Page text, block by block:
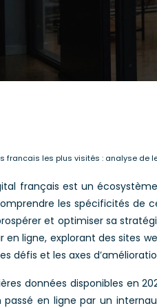
francais les plus visités : analyse de
français est un
les spécificités de
et optimiser sa
en ligne, explorant des sites
défis et les axes
données disponibles en
en ligne par un